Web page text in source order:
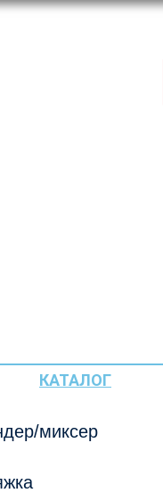
КАТАЛОГ
миксер